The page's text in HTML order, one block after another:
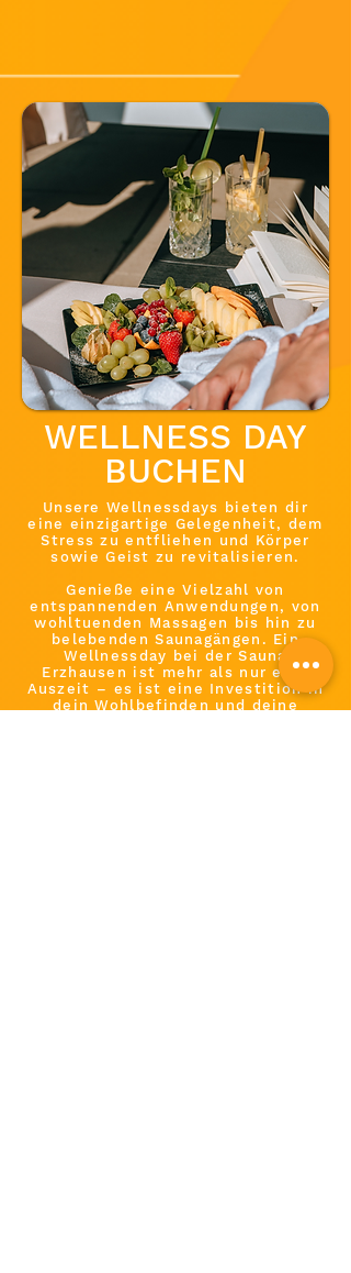
WELLNESS DAY
BUCHEN
Unsere Wellnessdays bieten dir
eine einzigartige Gelegenheit, dem
Stress zu entfliehen und Körper
sowie Geist zu revitalisieren.
Genieße eine Vielzahl von
entspannenden Anwendungen, von
wohltuenden Massagen bis hin zu
belebenden Saunagängen. Ein
Wellnessday bei der Sauna
Erzhausen ist mehr als nur eine
Auszeit – es ist eine Investition in
dein Wohlbefinden und deine